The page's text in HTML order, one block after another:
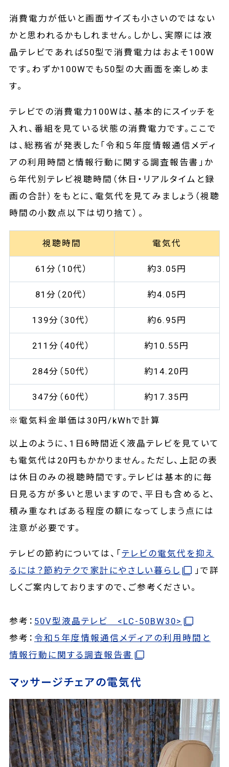
消費電力が低いと画面サイズも小さいのではない
かと思われるかもしれません。しかし、実際には液
晶テレビであれば50型で消費電力はおよそ100W
です。わずか100Wでも50型の大画面を楽しめま
す。
テレビでの消費電力100Wは、基本的にスイッチを
入れ、番組を見ている状態の消費電力です。ここで
は、総務省が発表した「令和５年度情報通信メディ
アの利用時間と情報行動に関する調査報告書」か
ら年代別テレビ視聴時間（休日・リアルタイムと録
画の合計）をもとに、電気代を見てみましょう（視聴
時間の小数点以下は切り捨て）。
視聴時間 電気代
61分（10代） 約3.05円
81分（20代） 約4.05円
139分（30代） 約6.95円
211分（40代） 約10.55円
284分（50代） 約14.20円
347分（60代） 約17.35円
※電気料金単価は30円/kWhで計算
以上のように、1日6時間近く液晶テレビを見ていて
も電気代は20円もかかりません。ただし、上記の表
は休日のみの視聴時間です。テレビは基本的に毎
日見る方が多いと思いますので、平日も含めると、
積み重なればある程度の額になってしまう点には
注意が必要です。
テレビの節約については、「 テレビの電気代を抑え
るには？節約テクで家計にやさしい暮らし
」で詳
しくご案内しておりますので、ご参考ください。
参考： 50V型液晶テレビ <LC-50BW30>
参考： 令和５年度情報通信メディアの利用時間と
情報行動に関する調査報告書
マッサージチェアの電気代